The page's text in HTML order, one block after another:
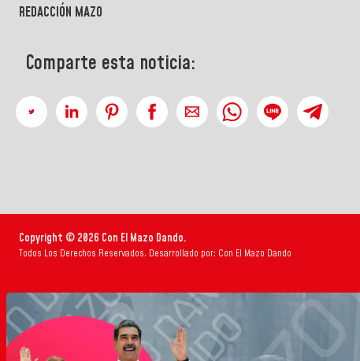
REDACCIÓN MAZO
Comparte esta noticia:
Copyright © 2026 Con El Mazo Dando.
Todos Los Derechos Reservados. Desarrollado por: Con El Mazo Dando